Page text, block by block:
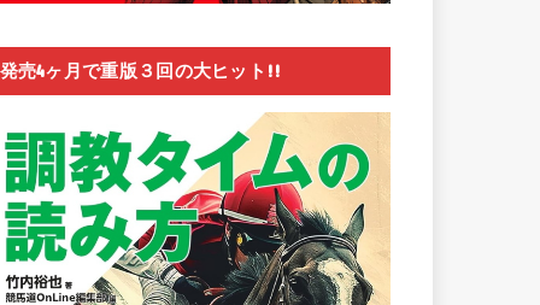
発売4ヶ月で重版３回の大ヒット!!